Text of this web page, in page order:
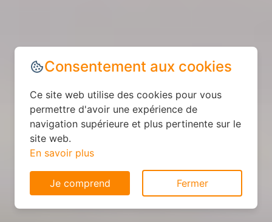
Consentement aux cookies
Ce site web utilise des cookies pour vous
permettre d'avoir une expérience de
navigation supérieure et plus pertinente sur le
site web.
En savoir plus
Je comprend Fermer